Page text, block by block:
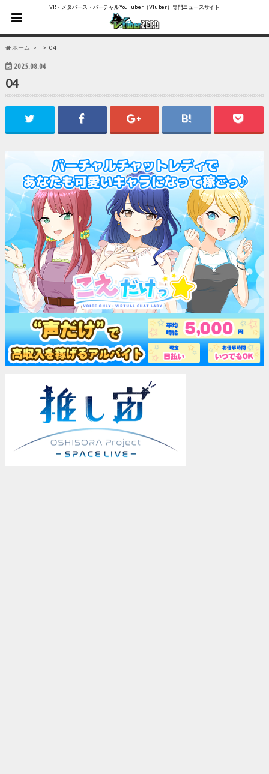
VR・メタバース・バーチャルYouTuber（VTuber）専門ニュースサイト
ホーム 04
2025.08.04
04